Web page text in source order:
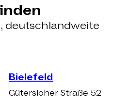
deutschlandweite
Bielefeld
Gütersloher Straße 52